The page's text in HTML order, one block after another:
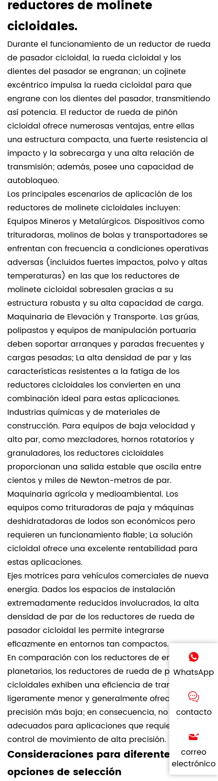
WhatsApp
contacto
correo
electrónico
reductores de molinete
cicloidales.
Durante el funcionamiento de un reductor de rueda
de pasador cicloidal, la rueda cicloidal y los
dientes del pasador se engranan; un cojinete
excéntrico impulsa la rueda cicloidal para que
engrane con los dientes del pasador, transmitiendo
así potencia. El reductor de rueda de piñón
cicloidal ofrece numerosas ventajas, entre ellas
una estructura compacta, una fuerte resistencia al
impacto y la sobrecarga y una alta relación de
transmisión; además, posee una capacidad de
autobloqueo.
Los principales escenarios de aplicación de los
reductores de molinete cicloidales incluyen:
Equipos Mineros y Metalúrgicos. Dispositivos como
trituradoras, molinos de bolas y transportadores se
enfrentan con frecuencia a condiciones operativas
adversas (incluidos fuertes impactos, polvo y altas
temperaturas) en las que los reductores de
molinete cicloidal sobresalen gracias a su
estructura robusta y su alta capacidad de carga.
Maquinaria de Elevación y Transporte. Las grúas,
polipastos y equipos de manipulación portuaria
deben soportar arranques y paradas frecuentes y
cargas pesadas; La alta densidad de par y las
características resistentes a la fatiga de los
reductores cicloidales los convierten en una
combinación ideal para estas aplicaciones.
Industrias químicas y de materiales de
construcción. Para equipos de baja velocidad y
alto par, como mezcladores, hornos rotatorios y
granuladores, los reductores cicloidales
proporcionan una salida estable que oscila entre
cientos y miles de Newton-metros de par.
Maquinaria agrícola y medioambiental. Los
equipos como trituradoras de paja y máquinas
deshidratadoras de lodos son económicos pero
requieren un funcionamiento fiable; La solución
cicloidal ofrece una excelente rentabilidad para
estas aplicaciones.
Ejes motrices para vehículos comerciales de nueva
energía. Dados los espacios de instalación
extremadamente reducidos involucrados, la alta
densidad de par de los reductores de rueda de
pasador cicloidal les permite integrarse
eficazmente en entornos tan compactos.
En comparación con los reductores de engranajes
planetarios, los reductores de rueda de pasador
cicloidales exhiben una eficiencia de transmisión
ligeramente menor y generalmente ofrecen una
precisión más baja; en consecuencia, no son
adecuados para aplicaciones que requieren
control de movimiento de alta precisión.
Consideraciones para diferentes
opciones de selección